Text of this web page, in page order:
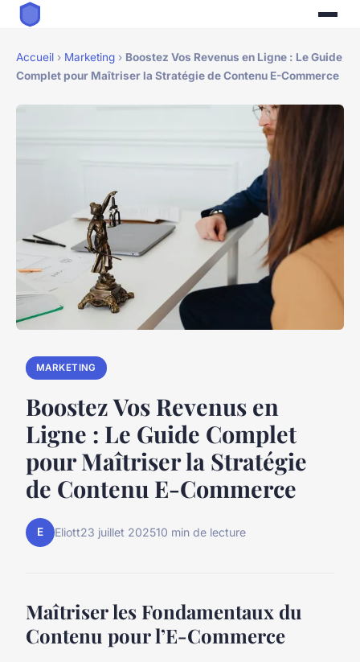
Accueil › Marketing › Boostez Vos Revenus en Ligne : Le Guide
Complet pour Maîtriser la Stratégie de Contenu E-Commerce
MARKETING
Boostez Vos Revenus en
Ligne : Le Guide Complet
pour Maîtriser la Stratégie
de Contenu E-Commerce
E Eliott23 juillet 202510 min de lecture
Maîtriser les Fondamentaux du
Contenu pour l’E-Commerce